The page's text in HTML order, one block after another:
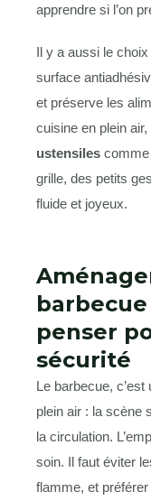
apprendre si l’on
Il y a aussi le
surface
et préserve les
cuisine en plein
ustensiles
grille, des petits
fluide et joyeux.
penser
sécurité
Le barbecue,
plein air : la scène
la circulation.
soin. Il faut éviter
flamme, et